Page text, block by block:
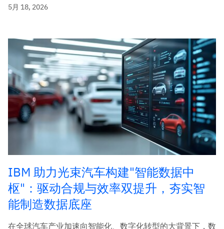
5月 18, 2026
IBM 助力光束汽车构建"智能数据中
枢"：驱动合规与效率双提升，夯实智
能制造数据底座
在全球汽车产业加速向智能化、数字化转型的大背景下，数